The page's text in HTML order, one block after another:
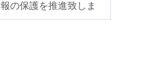
の保護を推進致しま